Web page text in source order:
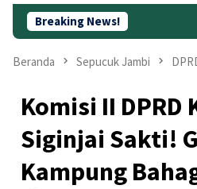
Breaking News!
Beranda Sepucuk Jambi
Komisi II
Siginjai Sakti!
Kampung